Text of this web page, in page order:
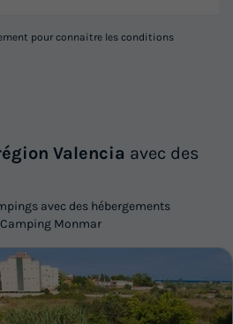
pour connaitre les conditions
Valencia avec des
avec des hébergements
Monmar